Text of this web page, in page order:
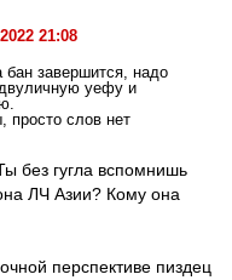
21:08
бан завершится, надо
уефу и
просто слов нет
без гугла вспомнишь
ЛЧ Азии? Кому она
перспективе пиздец